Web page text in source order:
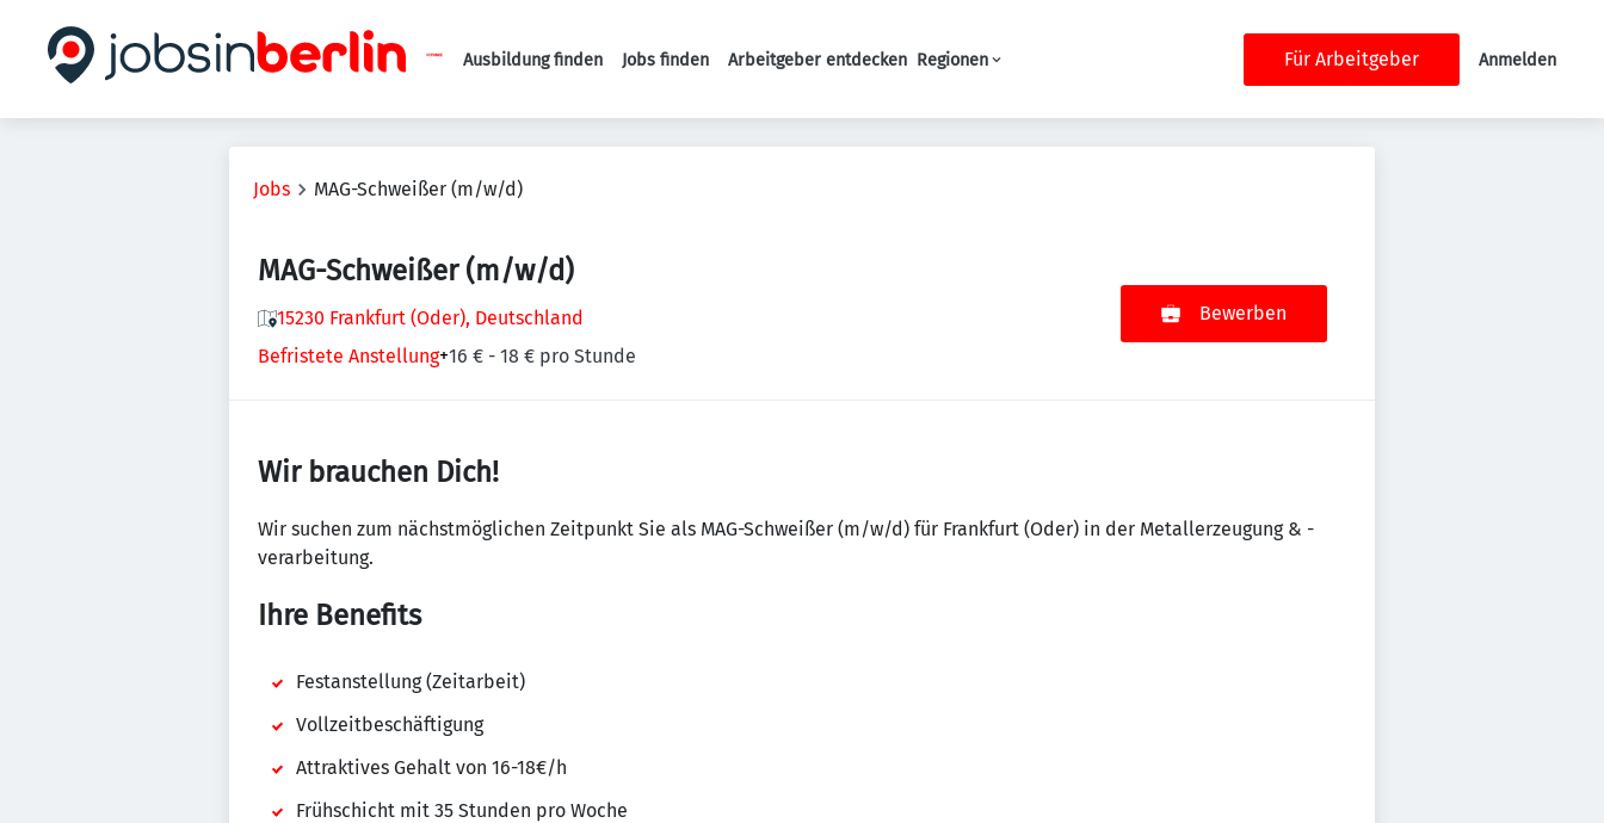
Haupt-Navigation
Ausbildung finden Jobs finden Arbeitgeber entdecken Regionen Für Arbeitgeber Anmelden
Jobs MAG-Schweißer (m/w/d)
MAG-Schweißer (m/w/d)
15230 Frankfurt (Oder), Deutschland
Befristete Anstellung+16 € - 18 € pro Stunde
Bewerben
Wir brauchen Dich!
Wir suchen zum nächstmöglichen Zeitpunkt Sie als MAG-Schweißer (m/w/d) für Frankfurt (Oder) in der Metallerzeugung & -
verarbeitung.
Ihre Benefits
Festanstellung (Zeitarbeit)
Vollzeitbeschäftigung
Attraktives Gehalt von 16-18€/h
Frühschicht mit 35 Stunden pro Woche